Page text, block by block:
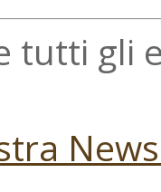
tutti gli